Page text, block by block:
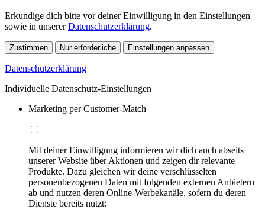
Erkundige dich bitte vor deiner Einwilligung in den Einstellungen
sowie in unsererDatenschutzerklärung.
Zustimmen Nur erforderliche Einstellungen anpassen
Datenschutzerklärung
Individuelle Datenschutz-Einstellungen
Marketing per Customer-Match
Mit deiner Einwilligung informieren wir dich auch abseits
unserer Website über Aktionen und zeigen dir relevante
Produkte. Dazu gleichen wir deine verschlüsselten
personenbezogenen Daten mit folgenden externen Anbietern
ab und nutzen deren Online-Werbekanäle, sofern du deren
Dienste bereits nutzt: